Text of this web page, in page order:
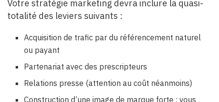
Votre stratégie marketing devra inclure la quasi-
totalité des leviers suivants :
Acquisition de trafic par du référencement naturel
ou payant
Partenariat avec des prescripteurs
Relations presse (attention au coût néanmoins)
Construction d’une image de marque forte : vous